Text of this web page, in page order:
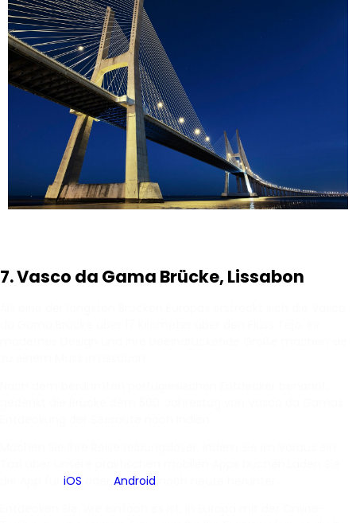
7. Vasco da Gama Brücke, Lissabon
iOS Android